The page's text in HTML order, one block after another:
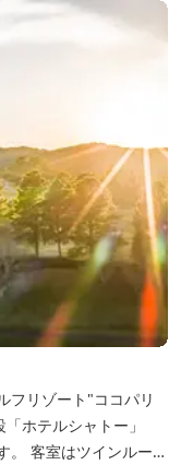
フリゾート"ココパリ
。 客室はツインルーム